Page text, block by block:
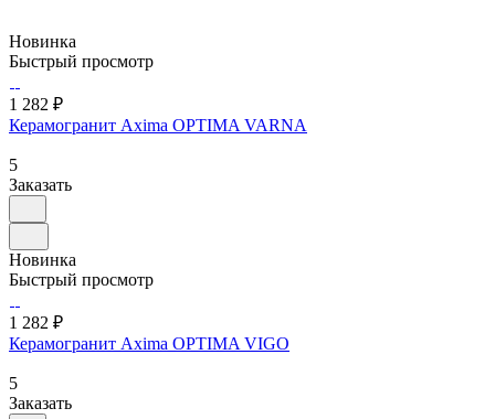
Новинка
Быстрый просмотр
1 282 ₽
Керамогранит Axima OPTIMA VARNA
5
Заказать
Новинка
Быстрый просмотр
1 282 ₽
Керамогранит Axima OPTIMA VIGO
5
Заказать